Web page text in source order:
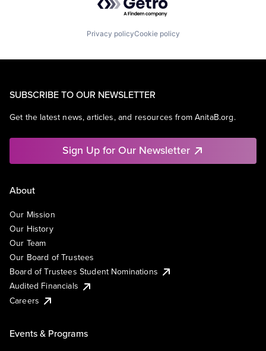
Privacy policyCookie policy
SUBSCRIBE TO OUR NEWSLETTER
Get the latest news, articles, and resources from AnitaB.org.
Sign Up for Our Newsletter
About
Our Mission
Our History
Our Team
Our Board of Trustees
Board of Trustees Student Nominations
Audited Financials
Careers
Events & Programs